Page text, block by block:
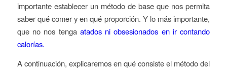
importante establecer un método de base que nos permita
saber qué comer y en qué proporción. Y lo más importante,
que no nos tenga atados ni obsesionados en ir contando
calorías.
A continuación, explicaremos en qué consiste el método del